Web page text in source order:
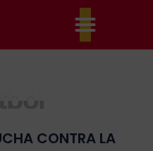
CONTRA LA